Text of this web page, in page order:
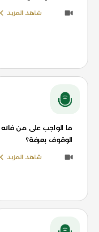
شاهد المزيد
ما الواجب على من فاته
الوقوف بعرفة؟
شاهد المزيد